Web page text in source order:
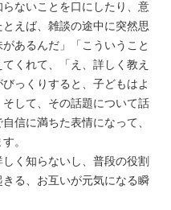
ないことを口にしたり、意
えば、雑談の途中に突然思
あるんだ」「こういうこと
くれて、「え、詳しく教え
っくりすると、子どもはよ
して、その話題について話
信に満ちた表情になって、
。
く知らないし、普段の役割
る、お互いが元気になる瞬